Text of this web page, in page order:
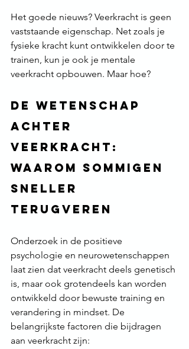
Het goede nieuws? Veerkracht is geen
vaststaande eigenschap. Net zoals je
fysieke kracht kunt ontwikkelen door te
trainen, kun je ook je mentale
veerkracht opbouwen. Maar hoe?
De Wetenschap
Achter
Veerkracht:
waarom sommigen
sneller
terugveren
Onderzoek in de positieve
psychologie en neurowetenschappen
laat zien dat veerkracht deels genetisch
is, maar ook grotendeels kan worden
ontwikkeld door bewuste training en
verandering in mindset. De
belangrijkste factoren die bijdragen
aan veerkracht zijn: